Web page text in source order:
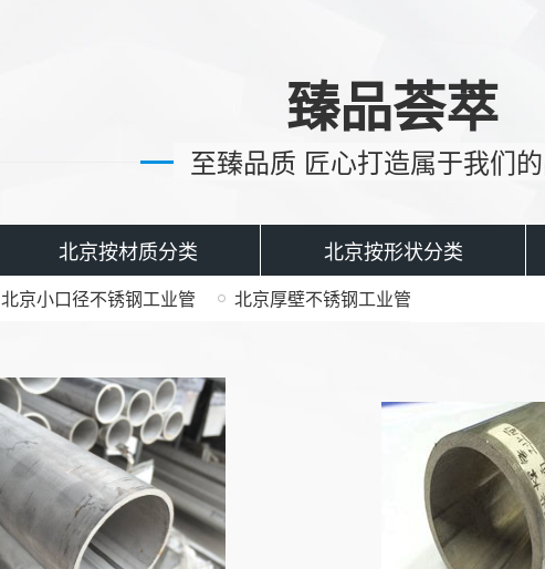
臻品荟萃
至臻品质 匠心打造属于我们
北京按材质分类 北京按形状分类
北京小口径不锈钢工业管 北京厚壁不锈钢工业管